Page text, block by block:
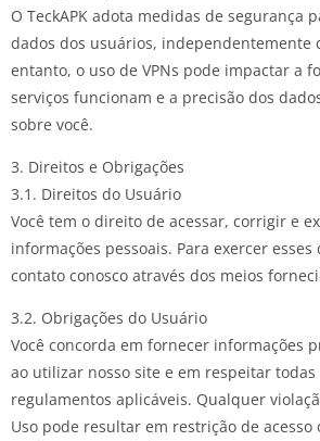
O TeckAPK adota medidas de segurança
dados dos usuários, independentemente
entanto, o uso de VPNs pode impactar a
serviços funcionam e a precisão dos
sobre você.
3. Direitos e Obrigações
3.1. Direitos do Usuário
Você tem o direito de acessar, corrigir e
informações pessoais. Para exercer
contato conosco através dos meios
3.2. Obrigações do Usuário
Você concorda em fornecer informações
ao utilizar nosso site e em respeitar todas
regulamentos aplicáveis. Qualquer
Uso pode resultar em restrição de